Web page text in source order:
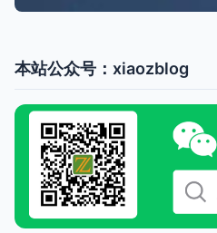
本站公众号：xiaozblog